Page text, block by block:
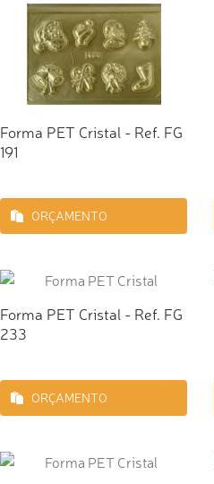
Forma PET Cristal - Ref. FG
191
ORÇAMENTO
Forma PET Cristal - Ref. FG
233
ORÇAMENTO